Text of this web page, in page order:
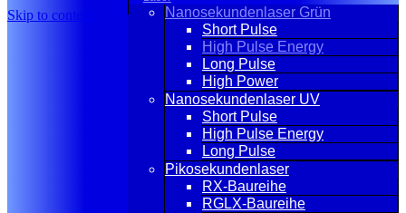
Skip to content
Nanosekundenlaser Grün
Short Pulse
High Pulse Energy
Long Pulse
High Power
Nanosekundenlaser UV
Short Pulse
High Pulse Energy
Long Pulse
Pikosekundenlaser
RX-Baureihe
RGLX-Baureihe